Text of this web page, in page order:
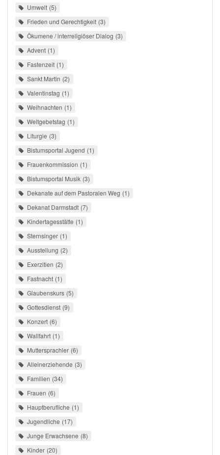
Umwelt 5
Frieden und Gerechtigkeit 3
Ökumene / interreligiöser Dialog 3
Advent 1
Fastenzeit 1
Sankt Martin 2
Valentinstag 1
Weihnachten 1
Weltgebetstag 1
Liturgie 3
Bistumsportal Jugend 1
Frauenkommission 1
Bistumsportal Musik 3
Dekanate auf dem Pastoralen Weg 1
Dekanat Darmstadt 7
Kindertagesstätte 1
Sternsinger 1
Ausstellung 2
Exerzitien 2
Fastnacht 1
Glaubenskurs 5
Gottesdienst 9
Konzert 6
Wallfahrt 1
Muttersprachler 6
Alleinerziehende 3
Familien 34
Frauen 6
Hauptberufliche 1
Jugendliche 17
Junge Erwachsene 8
Kinder 20